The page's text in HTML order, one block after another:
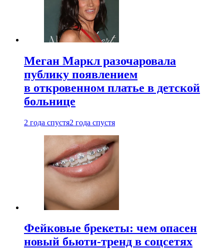
Меган Маркл разочаровала
публику появлением
в откровенном платье в детской
больнице
2 года спустя2 года спустя
Фейковые брекеты: чем опасен
новый бьюти-тренд в соцсетях